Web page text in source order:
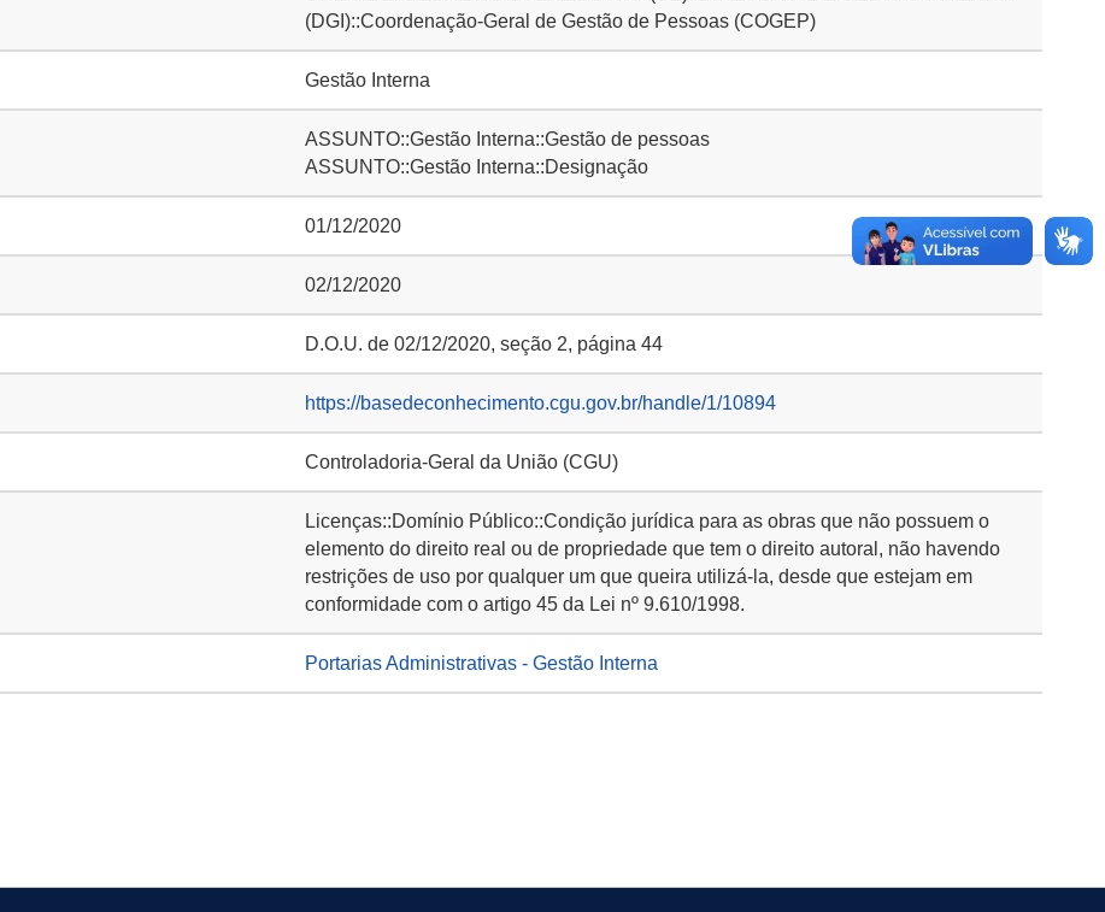
(DGI)::Coordenação-Geral de Gestão de Pessoas (COGEP)
Gestão Interna
ASSUNTO::Gestão Interna::Gestão de pessoas
ASSUNTO::Gestão Interna::Designação
01/12/2020
02/12/2020
D.O.U. de 02/12/2020, seção 2, página 44
https://basedeconhecimento.cgu.gov.br/handle/1/10894
Controladoria-Geral da União (CGU)
Licenças::Domínio Público::Condição jurídica para as obras que não possuem o
elemento do direito real ou de propriedade que tem o direito autoral, não havendo
restrições de uso por qualquer um que queira utilizá-la, desde que estejam em
conformidade com o artigo 45 da Lei nº 9.610/1998.
Portarias Administrativas - Gestão Interna